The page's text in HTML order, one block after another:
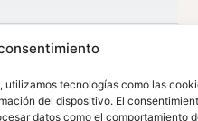
utilizamos tecnologías como las
del dispositivo. El
datos como el comportamiento